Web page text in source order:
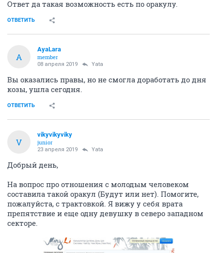
Ответ да такая возможность есть по оракулу.
ОТВЕТИТЬ
A
AyaLara
member
08 апреля 2019 Yata
Вы оказались правы, но не смогла доработать до дня
козы, ушла сегодня.
ОТВЕТИТЬ
V
vikyvikyviky
junior
23 апреля 2019 Yata
Добрый день,
На вопрос про отношения с молодым человеком
составила такой оракул (Будут или нет). Помогите,
пожалуйста, с трактовкой. Я вижу у себя врата
препятствие и еще одну девушку в северо западном
секторе.